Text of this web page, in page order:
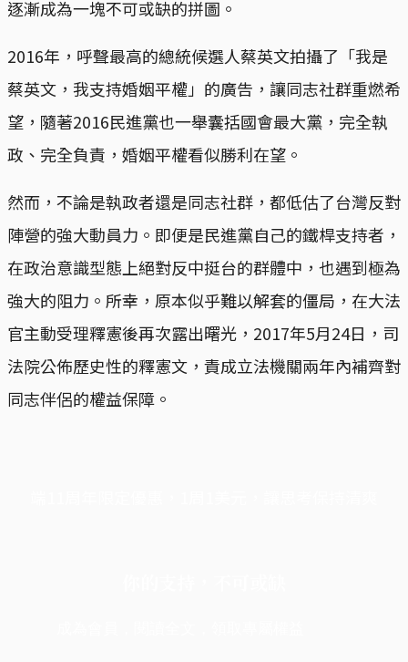
逐漸成為一塊不可或缺的拼圖。
2016年，呼聲最高的總統候選人蔡英文拍攝了「我是
蔡英文，我支持婚姻平權」的廣告，讓同志社群重燃希
望，隨著2016民進黨也一舉囊括國會最大黨，完全執
政、完全負責，婚姻平權看似勝利在望。
然而，不論是執政者還是同志社群，都低估了台灣反對
陣營的強大動員力。即便是民進黨自己的鐵桿支持者，
在政治意識型態上絕對反中挺台的群體中，也遇到極為
強大的阻力。所幸，原本似乎難以解套的僵局，在大法
官主動受理釋憲後再次露出曙光，2017年5月24日，司
法院公佈歷史性的釋憲文，責成立法機關兩年內補齊對
同志伴侶的權益保障。